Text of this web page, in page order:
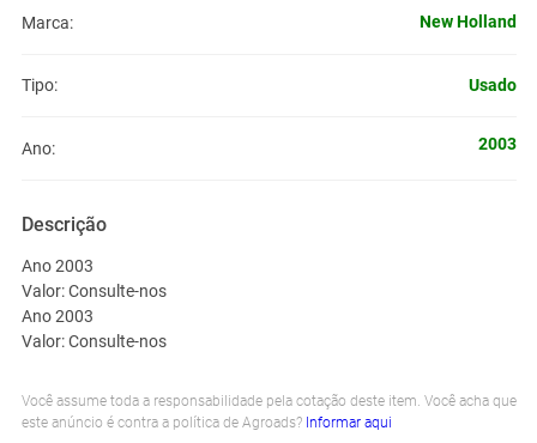
Marca: New Holland
Tipo: Usado
Ano: 2003
Descrição
Ano 2003
Valor: Consulte-nos
Ano 2003
Valor: Consulte-nos
Você assume toda a responsabilidade pela cotação deste item. Você acha que
este anúncio é contra a política de Agroads? Informar aqui